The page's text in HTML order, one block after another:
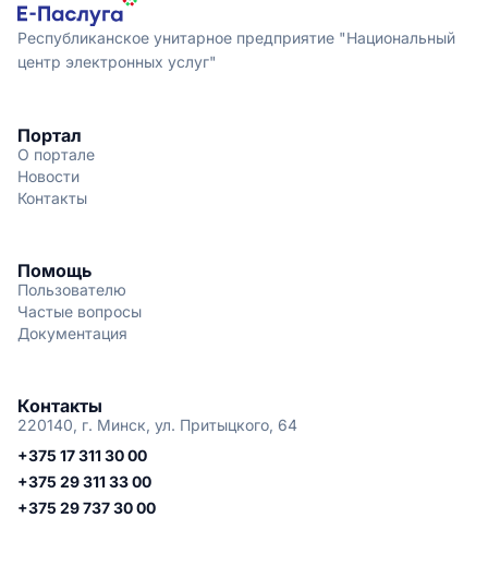
Республиканское унитарное предприятие "Национальный
центр электронных услуг"
Портал
О портале
Новости
Контакты
Помощь
Пользователю
Частые вопросы
Документация
Контакты
220140, г. Минск, ул. Притыцкого, 64
+375 17 311 30 00
+375 29 311 33 00
+375 29 737 30 00